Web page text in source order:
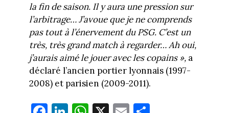
la fin de saison. Il y aura une pression sur
l’arbitrage… J’avoue que je ne comprends
pas tout à l’énervement du PSG. C’est un
très, très grand match à regarder… Ah oui,
j’aurais aimé le jouer avec les copains », a
déclaré l’ancien portier lyonnais (1997-
2008) et parisien (2009-2011).